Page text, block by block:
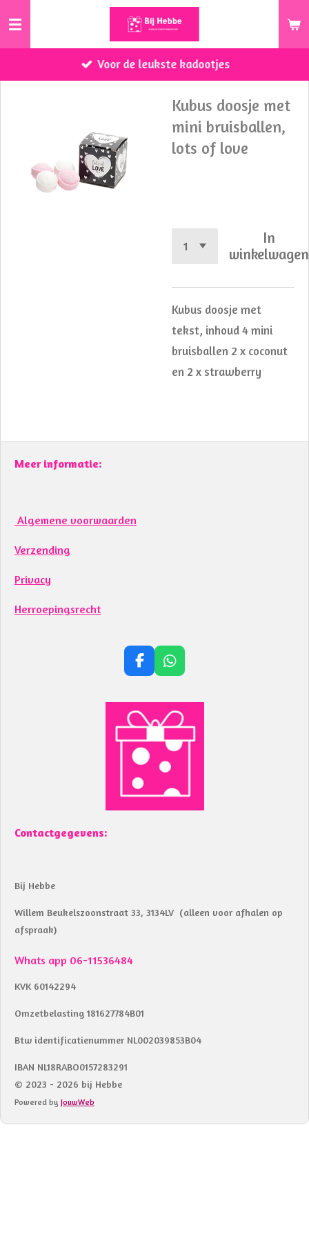
Ga
de
Voor de leukste kadootjes
Kubus doosje met
mini bruisballen,
lots of love
In
winkelwagen
Kubus doosje met
tekst, inhoud 4 mini
bruisballen 2 x coconut
en 2 x strawberry
Meer informatie:
Algemene voorwaarden
Verzending
Privacy
Herroepingsrecht
F
a
e
b
o
k
W
h
t
s
p
p
Contactgegevens:
Bij Hebbe
Willem Beukelszoonstraat 33, 3134LV (alleen voor afhalen op
afspraak)
Whats app 06-11536484
KVK 60142294
Omzetbelasting 181627784B01
Btw identificatienummer NL002039853B04
IBAN NL18RABO0157283291
© 2023 - 2026 bij Hebbe
Powered by JouwWeb